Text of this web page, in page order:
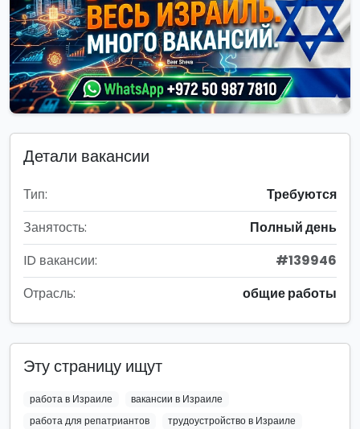
Детали вакансии
Тип:
Требуются
Занятость:
Полный день
ID вакансии:
#139946
Отрасль:
общие работы
Эту страницу ищут
работа в Израиле
вакансии в Израиле
работа для репатриантов
трудоустройство в Израиле